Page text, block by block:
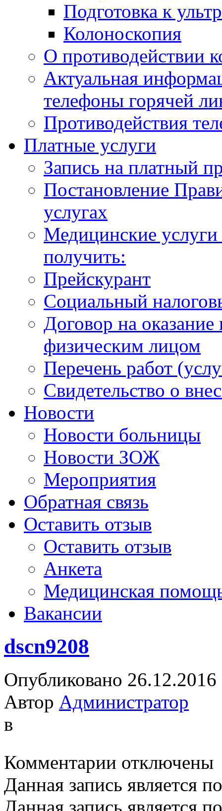
Подготовка к
Колоноскопия
О противодействии
Актуальная
телефоны горячей
Противодействия
Платные услуги
Запись на платный
Постановление
услугах
Медицинские
получить:
Прейскурант
Социальный
Договор на
физическим лицом
Перечень работ
Свидетельство о
Новости
Новости больницы
Новости ЗОЖ
Мероприятия
Обратная связь
Оставить отзыв
Оставить отзыв
Анкета
Медицинская
Вакансии
dscn9208
Опубликовано 26.12.2016
Автор Администратор
в
Комментарии записи
отключены
Данная запись является
Данная запись является